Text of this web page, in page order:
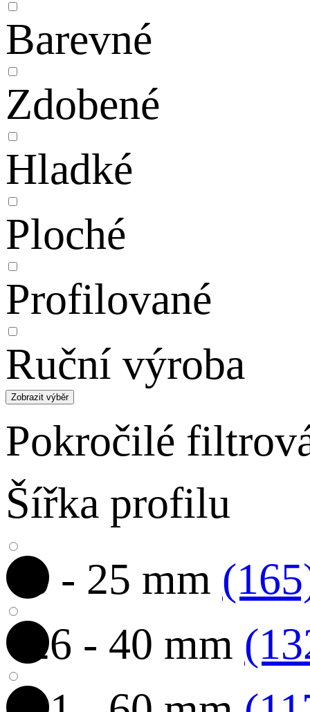
Barevné
Zdobené
Hladké
Ploché
Profilované
Ruční výroba
Zobrazit výběr
Pokročilé
Šířka profilu
0 - 25 mm
26 - 40 mm